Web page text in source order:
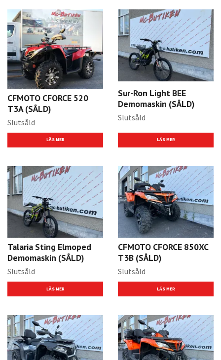
CFMOTO CFORCE 520
T3A (SÅLD)
Slutsåld
LÄS MER
Sur-Ron Light BEE
Demomaskin (SÅLD)
Slutsåld
LÄS MER
Talaria Sting Elmoped
Demomaskin (SÅLD)
Slutsåld
LÄS MER
CFMOTO CFORCE 850XC
T3B (SÅLD)
Slutsåld
LÄS MER